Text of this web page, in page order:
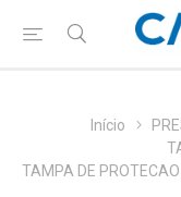
Início
TAMPA DE